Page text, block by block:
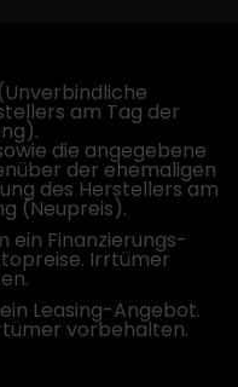
am Tag der
die angegebene
der ehemaligen
des Herstellers am
(Neupreis).
ein Finanzierungs-
Irrtümer
Leasing-Angebot.
vorbehalten.